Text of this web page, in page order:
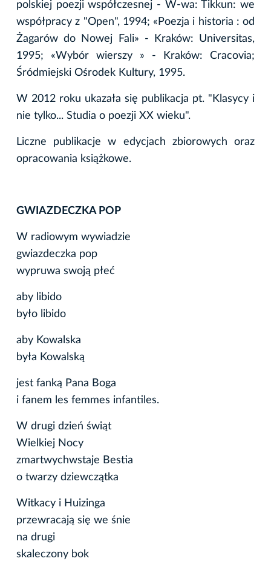
polskiej poezji współczesnej - W-wa: Tikkun: we
współpracy z "Open", 1994; «Poezja i historia : od
Żagarów do Nowej Fali» - Kraków: Universitas,
1995; «Wybór wierszy » - Kraków: Cracovia;
Śródmiejski Ośrodek Kultury, 1995.
W 2012 roku ukazała się publikacja pt. "Klasycy i
nie tylko... Studia o poezji XX wieku".
Liczne publikacje w edycjach zbiorowych oraz
opracowania książkowe.
GWIAZDECZKA POP
W radiowym wywiadzie
gwiazdeczka pop
wypruwa swoją płeć
aby libido
było libido
aby Kowalska
była Kowalską
jest fanką Pana Boga
i fanem les femmes infantiles.
W drugi dzień świąt
Wielkiej Nocy
zmartwychwstaje Bestia
o twarzy dziewczątka
Witkacy i Huizinga
przewracają się we śnie
na drugi
skaleczony bok